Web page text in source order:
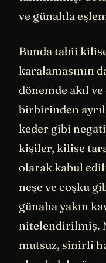
ve günahla
Bunda tabii
karalamasının
dönemde akıl
birbirinden
keder gibi
kişiler, kilise
olarak kabul
neşe ve coşku
günaha yakın
nitelendirilmiş.
mutsuz, sinirli